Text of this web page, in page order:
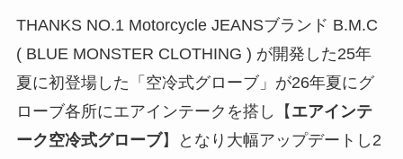
THANKS NO.1 Motorcycle JEANSブランド B.M.C
( BLUE MONSTER CLOTHING ) が開発した25年
夏に初登場した「空冷式グローブ」が26年夏にグ
ローブ各所にエアインテークを搭し【 エアインテ
ーク空冷式グローブ】となり大幅アップデートし2